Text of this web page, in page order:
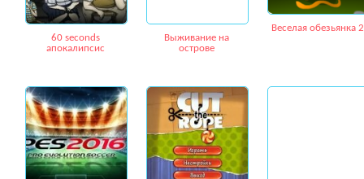
60 seconds
апокалипсис
Выживание на
острове
Веселая обезьянка 2